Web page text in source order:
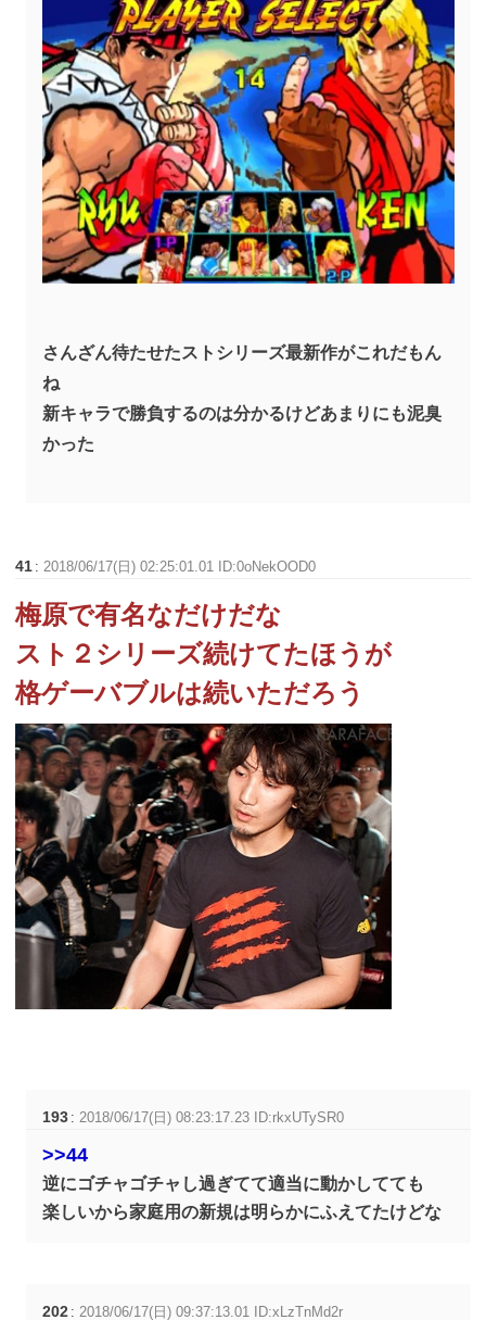
さんざん待たせたストシリーズ最新作がこれだもん
ね
新キャラで勝負するのは分かるけどあまりにも泥臭
かった
41 : 2018/06/17(日) 02:25:01.01 ID:0oNekOOD0
梅原で有名なだけだな
スト２シリーズ続けてたほうが
格ゲーバブルは続いただろう
193 : 2018/06/17(日) 08:23:17.23 ID:rkxUTySR0
>>44
逆にゴチャゴチャし過ぎてて適当に動かしてても
楽しいから家庭用の新規は明らかにふえてたけどな
202 : 2018/06/17(日) 09:37:13.01 ID:xLzTnMd2r